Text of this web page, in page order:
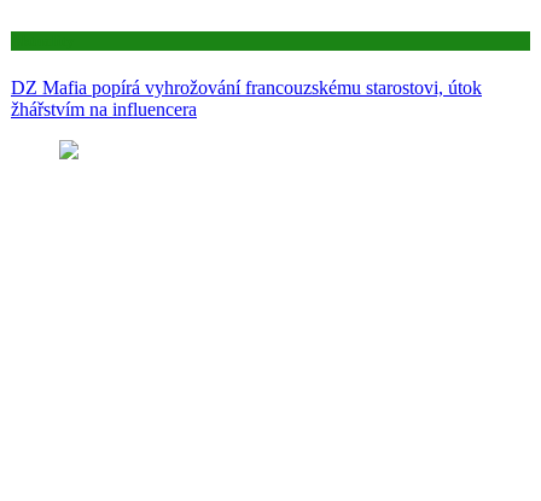
DZ Mafia popírá vyhrožování francouzskému starostovi, útok
žhářstvím na influencera